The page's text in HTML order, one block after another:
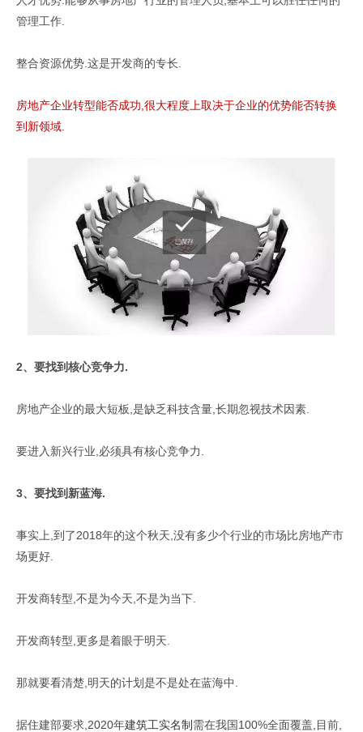
管理工作.
整合资源优势.这是开发商的专长.
房地产企业转型能否成功,很大程度上取决于企业的优势能否转换
到新领域.
2、要找到核心竞争力.
房地产企业的最大短板,是缺乏科技含量,长期忽视技术因素.
要进入新兴行业,必须具有核心竞争力.
3、要找到新蓝海.
事实上,到了2018年的这个秋天,没有多少个行业的市场比房地产市
场更好.
开发商转型,不是为今天,不是为当下.
开发商转型,更多是着眼于明天.
那就要看清楚,明天的计划是不是处在蓝海中.
据住建部要求,2020年建筑工实名制 需在我国100%全面覆盖,目前,